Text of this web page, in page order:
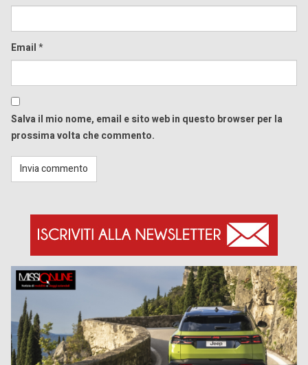
Email*
Salva il mio nome, email e sito web in questo browser per la
prossima volta che commento.